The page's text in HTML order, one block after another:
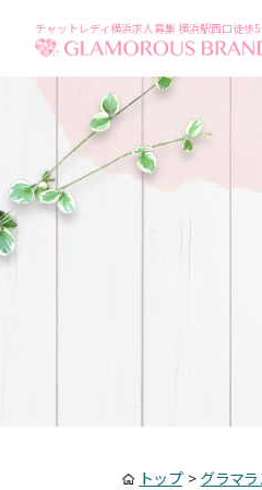
チャットレディ横浜求人募集 横浜駅西口徒歩
トップ> グラマ